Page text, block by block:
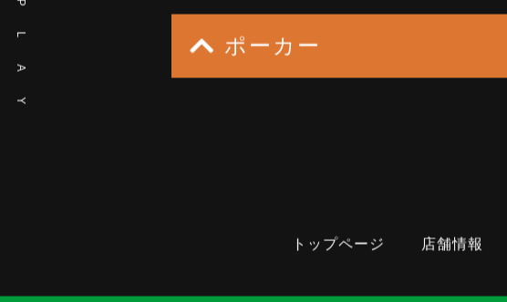
P
L
A
Y
ポーカー
トップページ 店舗情報